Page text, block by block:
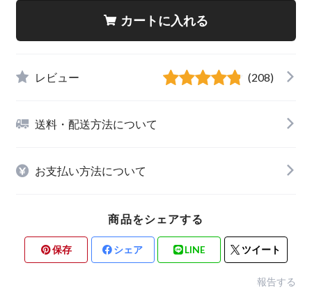
カートに入れる
レビュー (208)
送料・配送方法について
お支払い方法について
商品をシェアする
保存 シェア LINE ツイート
報告する